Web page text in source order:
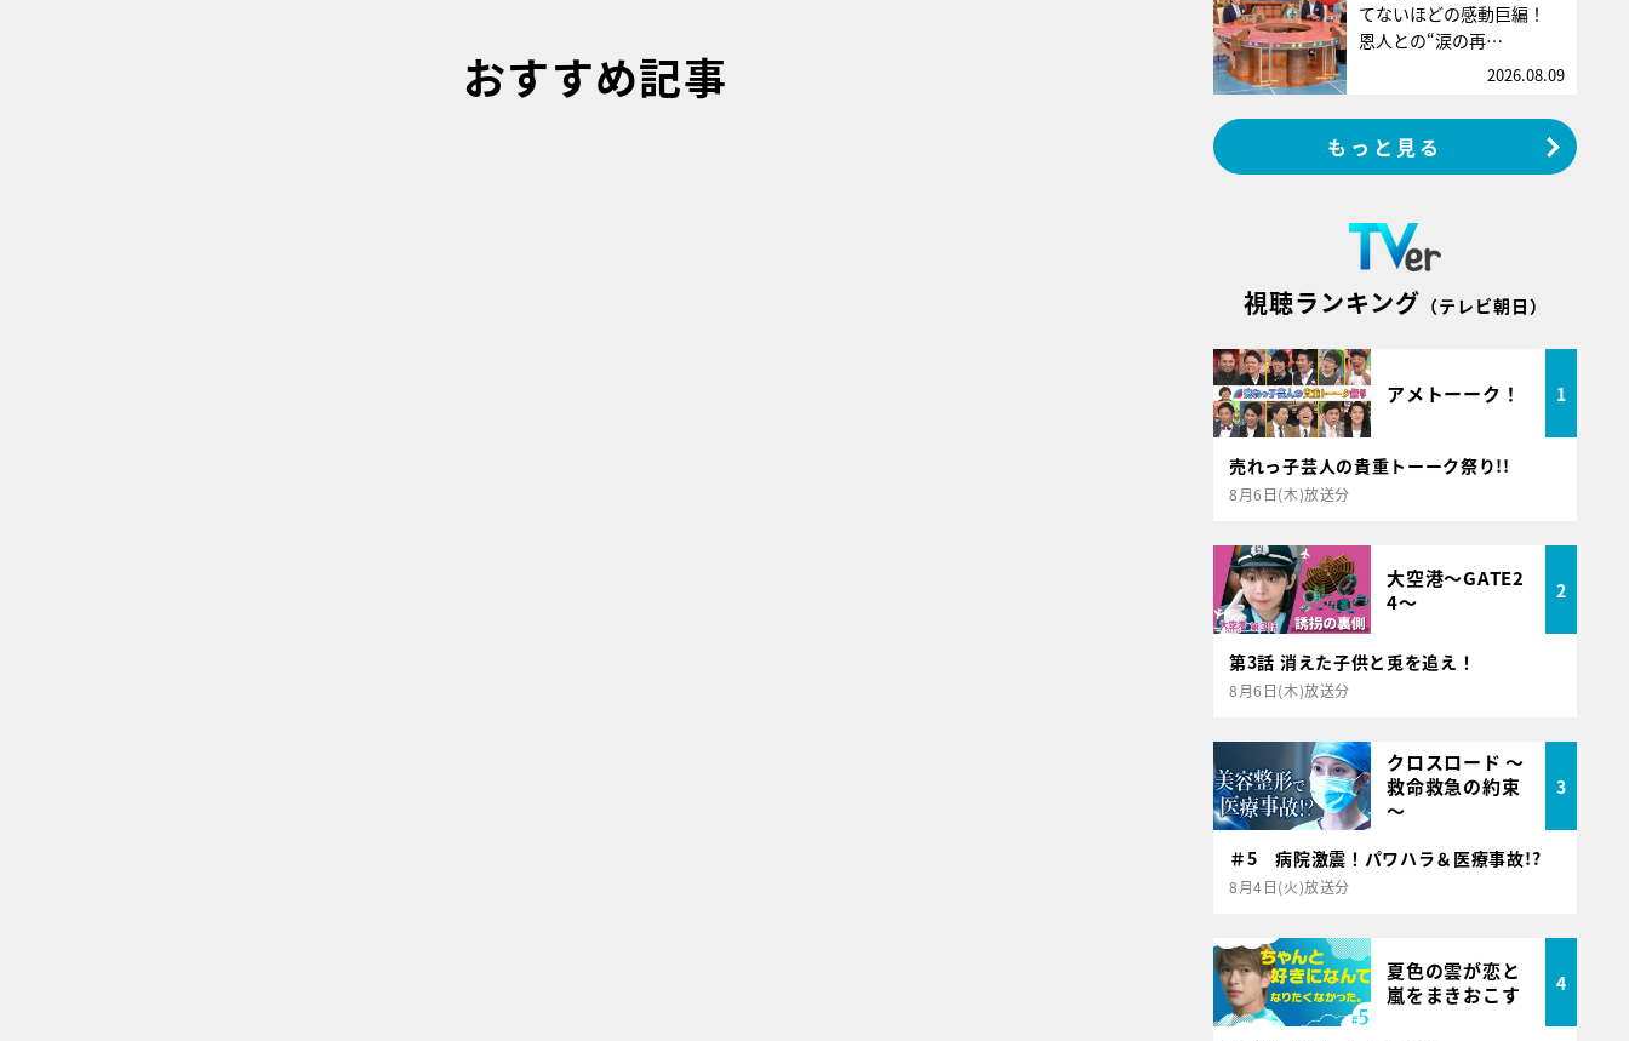
おすすめ記事
てないほどの感動巨編！
恩人との“涙の再…
2026.08.09
もっと見る
視聴ランキング （テレビ朝日）
アメトーーク！ 1
売れっ子芸人の貴重トーーク祭り!!
8月6日(木)放送分
大空港～GATE2
4～
2
第3話 消えた子供と兎を追え！
8月6日(木)放送分
クロスロード ～
救命救急の約束
～
3
＃5 病院激震！パワハラ＆医療事故!?
8月4日(火)放送分
夏色の雲が恋と
嵐をまきおこす
4